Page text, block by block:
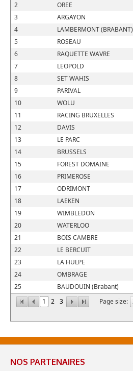
1 2 3
Page size:
2
OREE
3
ARGAYON
4
LAMBERMONT (BRABANT)
5
ROSEAU
6
RAQUETTE WAVRE
7
LEOPOLD
8
SET WAHIS
9
PARIVAL
10
WOLU
11
RACING BRUXELLES
12
DAVIS
13
LE PARC
14
BRUSSELS
15
FOREST DOMAINE
16
PRIMEROSE
17
ODRIMONT
18
LAEKEN
19
WIMBLEDON
20
WATERLOO
21
BOIS CAMBRE
22
LE BERCUIT
23
LA HULPE
24
OMBRAGE
25
BAUDOUIN (Brabant)
NOS PARTENAIRES